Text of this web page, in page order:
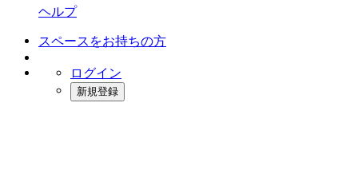
ヘルプ
スペースをお持ちの方
ログイン
新規登録